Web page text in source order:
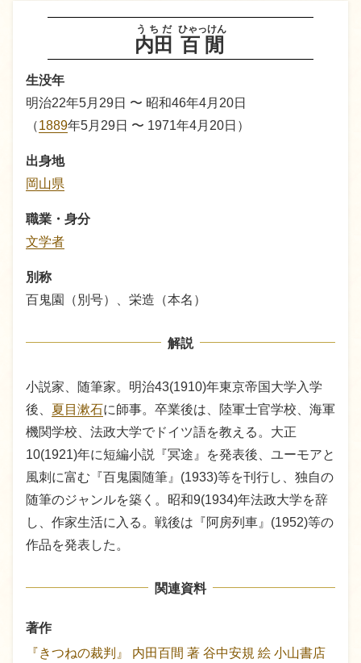
内田
うちだ
百閒
ひゃっけん
生没年
明治22年5月29日 〜 昭和46年4月20日
（1889年5月29日 〜 1971年4月20日）
出身地
岡山県
職業・身分
文学者
別称
百鬼園（別号）、栄造（本名）
解説
小説家、随筆家。明治43(1910)年東京帝国大学入学
後、 夏目漱石に師事。卒業後は、陸軍士官学校、海軍
機関学校、法政大学でドイツ語を教える。大正
10(1921)年に短編小説『冥途』を発表後、ユーモアと
風刺に富む『百鬼園随筆』(1933)等を刊行し、独自の
随筆のジャンルを築く。昭和9(1934)年法政大学を辞
し、作家生活に入る。戦後は『阿房列車』(1952)等の
作品を発表した。
関連資料
著作
『きつねの裁判』
内田百間 著 谷中安規 絵 小山書店